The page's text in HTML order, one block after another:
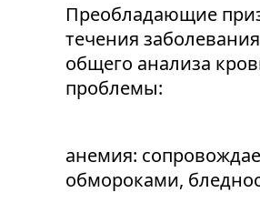
Преобладающие
течения
общего анализа
проблемы:
анемия:
обмороками,